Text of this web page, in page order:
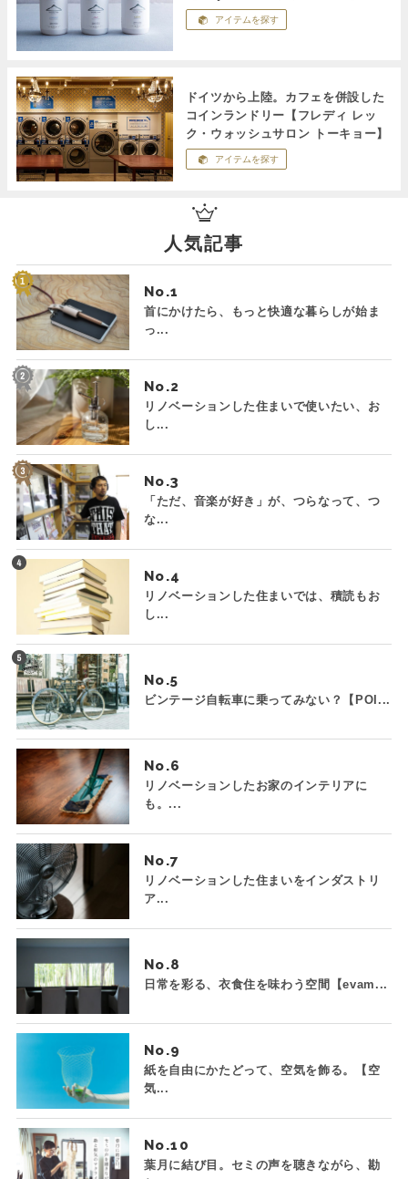
アイテムを探す
ドイツから上陸。カフェを併設した
コインランドリー【フレディ レッ
ク・ウォッシュサロン トーキョー】
アイテムを探す
人気記事
No.
首にかけたら、もっと快適な暮らしが始ま
っ...
No.
リノベーションした住まいで使いたい、お
し...
No.
「ただ、音楽が好き」が、つらなって、つ
な...
No.
リノベーションした住まいでは、積読もお
し...
No.
ビンテージ自転車に乗ってみない？【POI...
No.
リノベーションしたお家のインテリアに
も。...
No.
リノベーションした住まいをインダストリ
ア...
No.
日常を彩る、衣食住を味わう空間【evam...
No.
紙を自由にかたどって、空気を飾る。【空
気...
No.
葉月に結び目。セミの声を聴きながら、勘